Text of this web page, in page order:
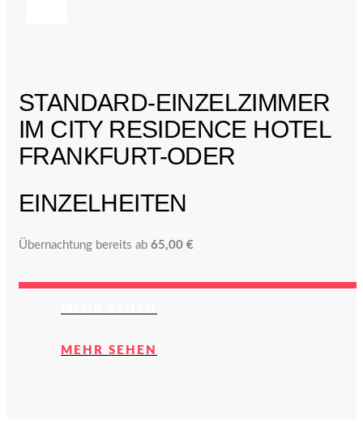
STANDARD-EINZELZIMMER
IM CITY RESIDENCE HOTEL
FRANKFURT-ODER
EINZELHEITEN
Übernachtung bereits ab 65,00 €
MEHR SEHEN